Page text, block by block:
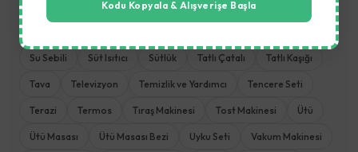
Saklama Kabı Sefer Tası
Su Sebili Süt Isıtıcı Sütlük Tatlı Çatalı Tatlı Kaşığı
Tava Televizyon Temizlik ve Yardımcı Tencere Seti
Terazi Termos Tıraş Makinesi Tost Makinesi Ütü
Ütü Masası Ütü Masası Bezi Uyku Seti Vakum Makinesi
Kodu Kopyala & Alışverişe Başla